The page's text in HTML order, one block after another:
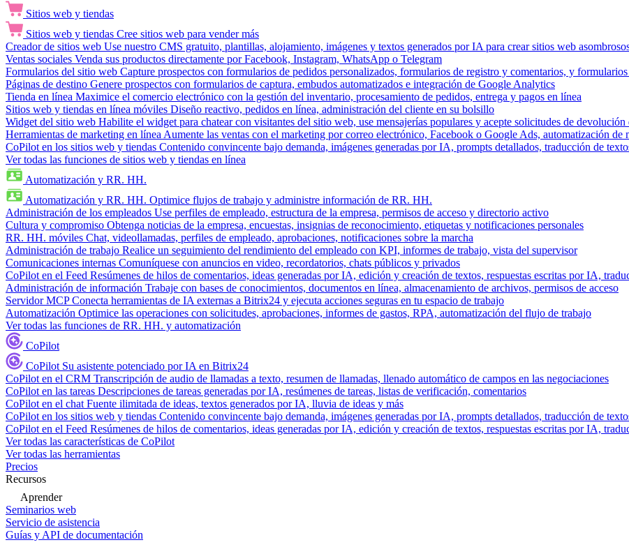
Sitios web y tiendas
Sitios web y tiendas Cree sitios web para vender más
Creador de sitios web Use nuestro CMS gratuito, plantillas, alojamiento, imágenes y textos generados por IA para crear sitios web
Ventas sociales Venda sus productos directamente por Facebook, Instagram, WhatsApp o Telegram
Formularios del sitio web Capture prospectos con formularios de pedidos personalizados, formularios de registro y comentarios, y
Páginas de destino Genere prospectos con formularios de captura, embudos automatizados e integración de Google Analytics
Tienda en línea Maximice el comercio electrónico con la gestión del inventario, procesamiento de pedidos, entrega y pagos en línea
Sitios web y tiendas en línea móviles Diseño reactivo, pedidos en línea, administración del cliente en su bolsillo
Widget del sitio web Habilite el widget para chatear con visitantes del sitio web, use mensajerías populares y acepte solicitudes de devolución
Herramientas de marketing en línea Aumente las ventas con el marketing por correo electrónico, Facebook o Google Ads, automatización
CoPilot en los sitios web y tiendas Contenido convincente bajo demanda, imágenes generadas por IA, prompts detallados, traducción de
Ver todas las funciones de sitios web y tiendas en línea
Automatización y RR. HH.
Automatización y RR. HH. Optimice flujos de trabajo y administre información de RR. HH.
Administración de los empleados Use perfiles de empleado, estructura de la empresa, permisos de acceso y directorio activo
Cultura y compromiso Obtenga noticias de la empresa, encuestas, insignias de reconocimiento, etiquetas y notificaciones personales
RR. HH. móviles Chat, videollamadas, perfiles de empleado, aprobaciones, notificaciones sobre la marcha
Administración de trabajo Realice un seguimiento del rendimiento del empleado con KPI, informes de trabajo, vista del supervisor
Comunicaciones internas Comuníquese con anuncios en video, recordatorios, chats públicos y privados
CoPilot en el Feed Resúmenes de hilos de comentarios, ideas generadas por IA, edición y creación de textos, respuestas escritas por IA,
Administración de información Trabaje con bases de conocimientos, documentos en línea, almacenamiento de archivos, permisos de acceso
Servidor MCP Conecta herramientas de IA externas a Bitrix24 y ejecuta acciones seguras en tu espacio de trabajo
Automatización Optimice las operaciones con solicitudes, aprobaciones, informes de gastos, RPA, automatización del flujo de trabajo
Ver todas las funciones de RR. HH. y automatización
CoPilot
CoPilot Su asistente potenciado por IA en Bitrix24
CoPilot en el CRM Transcripción de audio de llamadas a texto, resumen de llamadas, llenado automático de campos en las negociaciones
CoPilot en las tareas Descripciones de tareas generadas por IA, resúmenes de tareas, listas de verificación, comentarios
CoPilot en el chat Fuente ilimitada de ideas, textos generados por IA, lluvia de ideas y más
CoPilot en los sitios web y tiendas Contenido convincente bajo demanda, imágenes generadas por IA, prompts detallados, traducción de
CoPilot en el Feed Resúmenes de hilos de comentarios, ideas generadas por IA, edición y creación de textos, respuestas escritas por IA,
Ver todas las características de CoPilot
Ver todas las herramientas
Precios
Recursos
Aprender
Seminarios web
Servicio de asistencia
Guías y API de documentación